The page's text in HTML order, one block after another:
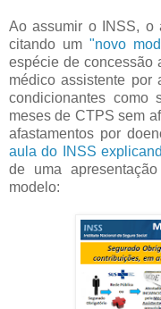
Ao assumir o INSS, o
citando um"novo
espécie de concessão
médico assistente por
condicionantes como
meses de CTPS sem
afastamentos por
aula do INSS
de uma
modelo: